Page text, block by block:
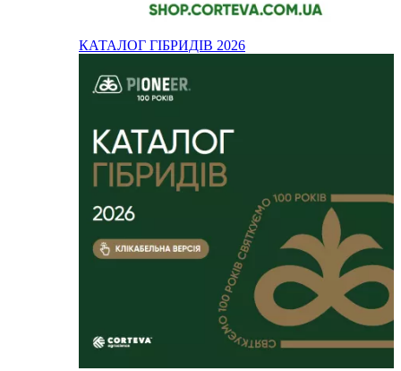
КАТАЛОГ ГІБРИДІВ 2026